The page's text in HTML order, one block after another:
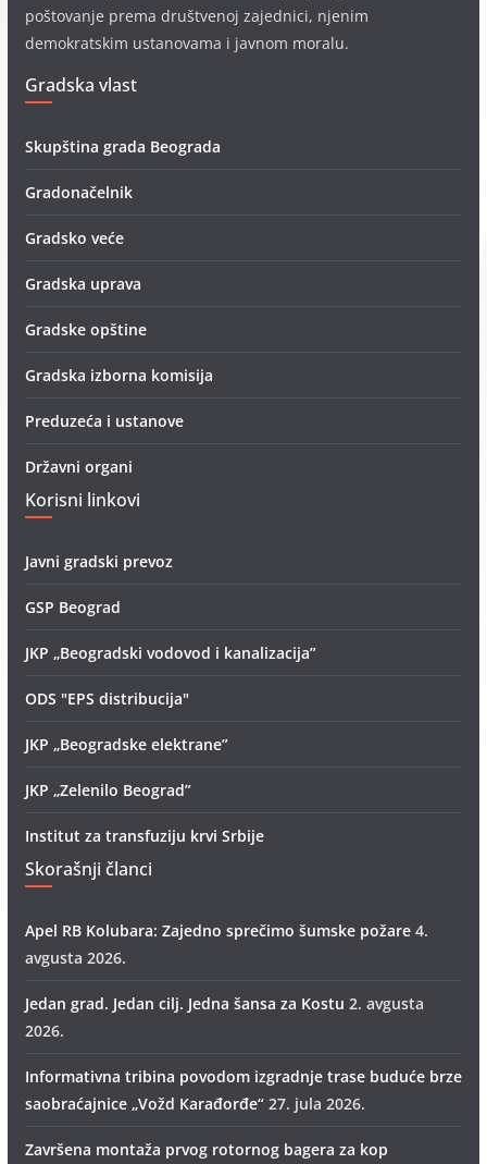
poštovanje prema društvenoj zajednici, njenim
demokratskim ustanovama i javnom moralu.
Gradska vlast
Skupština grada Beograda
Gradonačelnik
Gradsko veće
Gradska uprava
Gradske opštine
Gradska izborna komisija
Preduzeća i ustanove
Državni organi
Korisni linkovi
Javni gradski prevoz
GSP Beograd
JKP „Beogradski vodovod i kanalizacija”
ODS "EPS distribucija"
JKP „Beogradske elektrane”
JKP „Zelenilo Beograd”
Institut za transfuziju krvi Srbije
Skorašnji članci
Apel RB Kolubara: Zajedno sprečimo šumske požare 4.
avgusta 2026.
Jedan grad. Jedan cilj. Jedna šansa za Kostu 2. avgusta
2026.
Informativna tribina povodom izgradnje trase buduće brze
saobraćajnice „Vožd Кarađorđe“ 27. jula 2026.
Završena montaža prvog rotornog bagera za kop